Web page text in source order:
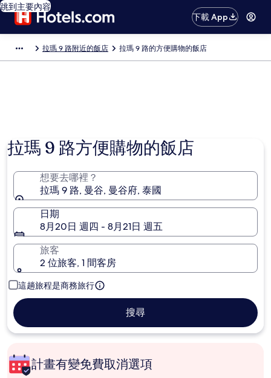
跳到主要內容
下載 App
拉瑪 9 路附近的飯店 拉瑪 9 路的方便購物的飯店
拉瑪 9 路方便購物的飯店
想要去哪裡？
拉瑪 9 路, 曼谷, 曼谷府, 泰國
日期
8月20日 週四 - 8月21日 週五
旅客
2 位旅客, 1 間客房
這趟旅程是商務旅行
搜尋
計畫有變免費取消選項